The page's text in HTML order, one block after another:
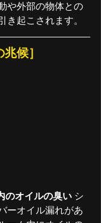
や外部の物体との
き起こされます。
候］
のオイルの臭い シ
ーオイル漏れがあ